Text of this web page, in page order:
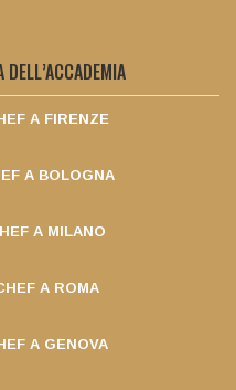
A FIRENZE
A BOLOGNA
A MILANO
A ROMA
A GENOVA